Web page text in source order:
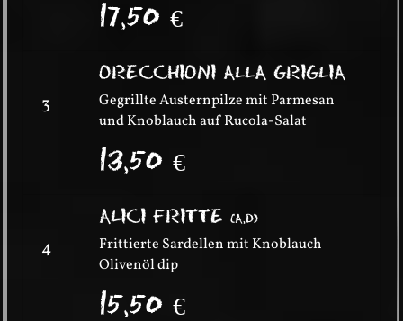
17,50€
3
ORECCHIONI ALLA GRIGLIA
Gegrillte Austernpilze mit Parmesan
und Knoblauch auf Rucola-Salat
13,50€
4
ALICI FRITTE(A,D)
Frittierte Sardellen mit Knoblauch
Olivenöl dip
15,50€